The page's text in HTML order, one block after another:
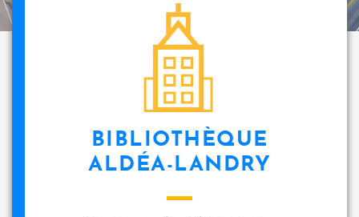
BIBLIOTHÈQUE
ALDÉA-LANDRY